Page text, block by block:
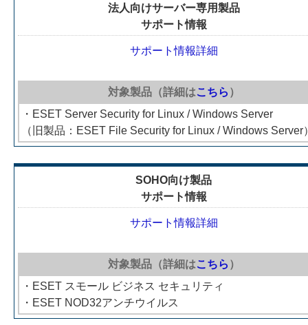
法人向けサーバー専用製品
サポート情報
サポート情報詳細
対象製品（詳細はこちら ）
・ESET Server Security for Linux / Windows Server
（旧製品：ESET File Security for Linux / Windows Server
SOHO向け製品
サポート情報
サポート情報詳細
対象製品（詳細はこちら ）
・ESET スモール ビジネス セキュリティ
・ESET NOD32アンチウイルス